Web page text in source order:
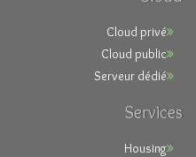
Cloud privé
Cloud public
Serveur dédié
Services
Housing